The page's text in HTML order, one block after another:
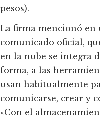
pesos).
La firma mencionó en
comunicado oficial,
en la nube se integra
forma, a las
usan habitualmente
comunicarse, crear y
«Con el